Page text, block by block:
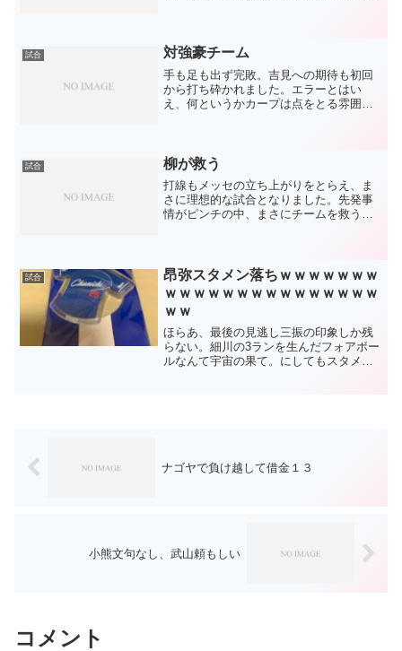
果に表れてい...
試合 対強豪チーム
手も足も出ず完敗。吉見への期待も初回
から打ち砕かれました。エラーとはい
え、何というかカープは点をとる雰囲気
薦だしぃ〜」と、言い訳。ジ...
試合 柳が救う
打線もメッセの立ち上がりをとらえ、ま
さに理想的な試合となりました。先発事
情がピンチの中、まさにチームを救うピ
不調ってあるものなのかと...
試合
昂弥スタメン落ちｗｗｗｗｗｗｗ
ｗｗｗｗｗｗｗｗｗｗｗｗｗｗｗ
ｗｗ
ほらあ、最後の見逃し三振の印象しか残
らない。細川の3ランを生んだフォアボー
ルなんて宇宙の果て。にしてもスタメン
ナゴヤで負け越して借金１３
小熊文句なし、武山頼もしい
コメント